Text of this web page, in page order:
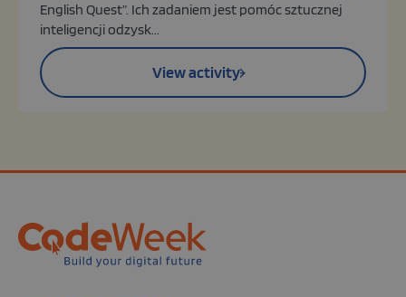
English Quest”. Ich zadaniem jest pomóc sztucznej
inteligencji odzysk...
View activity